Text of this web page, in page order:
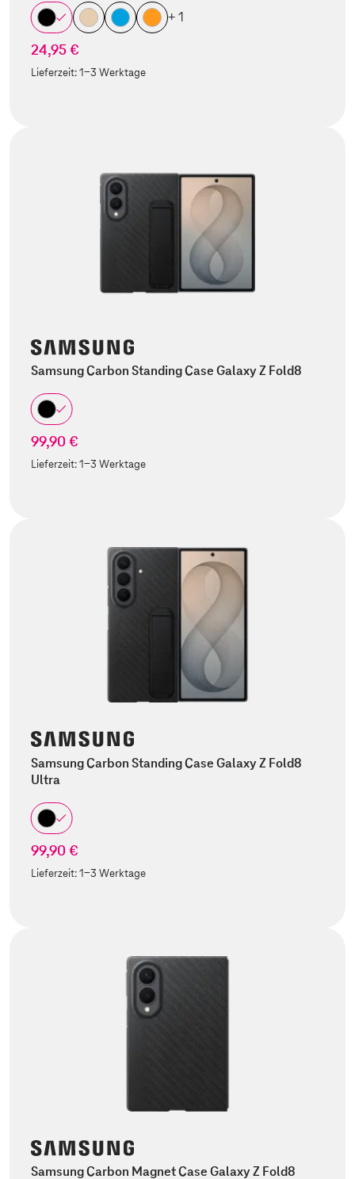
+ 1
24,95 €
Lieferzeit:1-3 Werktage
Samsung Carbon Standing Case Galaxy Z Fold8
99,90 €
Lieferzeit:1-3 Werktage
Samsung Carbon Standing Case Galaxy Z Fold8
Ultra
99,90 €
Lieferzeit:1-3 Werktage
Samsung Carbon Magnet Case Galaxy Z Fold8